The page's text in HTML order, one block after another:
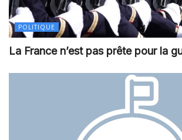
POLITIQUE
La France n’est pas prête pour la